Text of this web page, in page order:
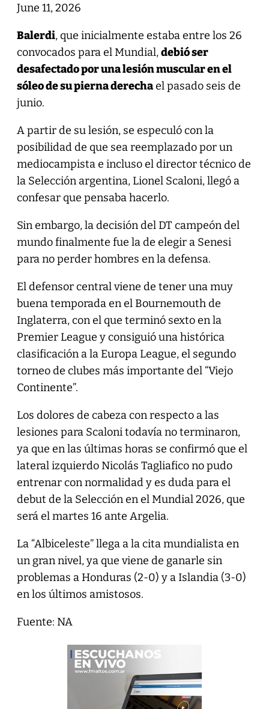
June 11, 2026
Balerdi, que inicialmente estaba entre los 26
convocados para el Mundial,debió ser
desafectado por una lesión muscular en el
sóleo de su pierna derechael pasado seis de
junio.
A partir de su lesión, se especuló con la
posibilidad de que sea reemplazado por un
mediocampista e incluso el director técnico de
la Selección argentina, Lionel Scaloni, llegó a
confesar que pensaba hacerlo.
Sin embargo, la decisión del DT campeón del
mundo finalmente fue la de elegir a Senesi
para no perder hombres en la defensa.
El defensor central viene de tener una muy
buena temporada en el Bournemouth de
Inglaterra, con el que terminó sexto en la
Premier League y consiguió una histórica
clasificación a la Europa League, el segundo
torneo de clubes más importante del “Viejo
Continente”.
Los dolores de cabeza con respecto a las
lesiones para Scaloni todavía no terminaron,
ya que en las últimas horas se confirmó que el
lateral izquierdo Nicolás Tagliafico no pudo
entrenar con normalidad y es duda para el
debut de la Selección en el Mundial 2026, que
será el martes 16 ante Argelia.
La “Albiceleste” llega a la cita mundialista en
un gran nivel, ya que viene de ganarle sin
problemas a Honduras (2-0) y a Islandia (3-0)
en los últimos amistosos.
Fuente: NA